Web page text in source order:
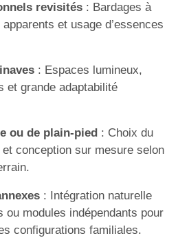
revisités: Bardages à
apparents et usage d’essences
: Espaces lumineux,
et grande adaptabilité
ou de plain-pied: Choix du
conception sur mesure selon
: Intégration naturelle
ou modules indépendants pour
configurations familiales.